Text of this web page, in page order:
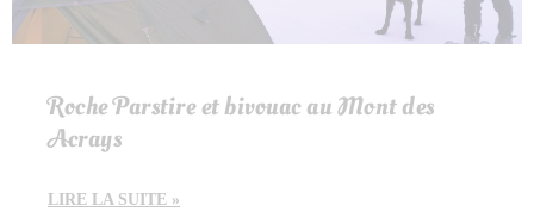
Roche Parstire et bivouac au Mont des
Acrays
LIRE LA SUITE »